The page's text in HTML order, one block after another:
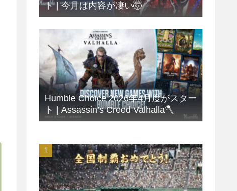
ト | 今月は内容が凄い🤯
Humble Choice 2026年4月度がスター
ト | Assassin’s Creed Valhalla🪓